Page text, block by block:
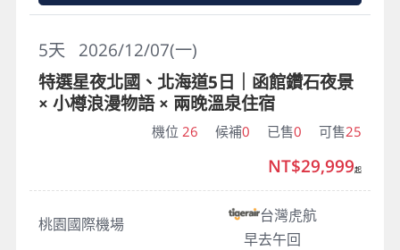
2026/12/07(一)
5天
特選星夜北國、北海道5日｜函館鑽石夜景
× 小樽浪漫物語 × 兩晚溫泉住宿
機位 26 候補0 已售0 可售25
桃園國際機場
台灣虎航
早去午回
NT$29,999起